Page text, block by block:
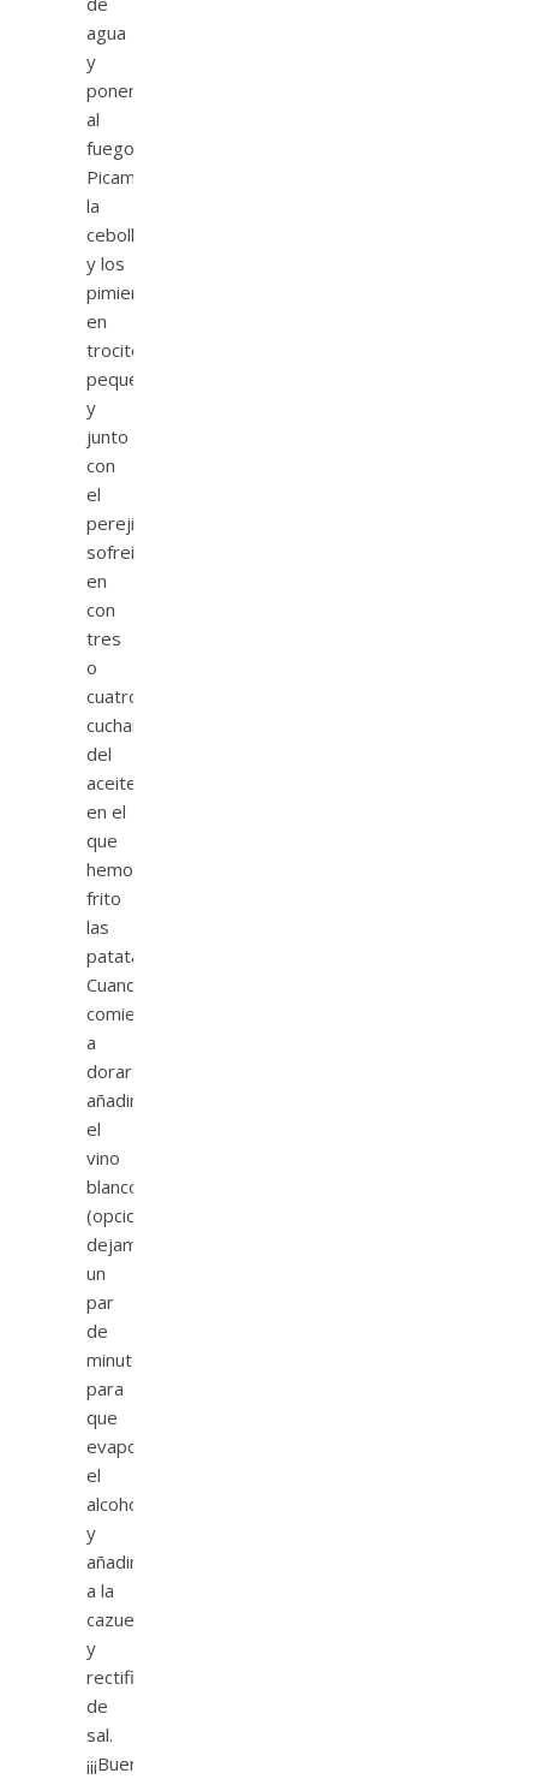
agua
y
ponemos
al
fuego
Picamos
la
cebolla
y los
pimientos
en
trocitos
pequeños
y
junto
con
el
perejil
sofreímos
en
con
tres
o
cuatro
cucharadas
del
aceite
en el
que
hemos
frito
las
patatas.
Cuando
comiencen
a
dorarse,
añadimos
el
vino
blanco
(opcional)
dejamos
un
par
de
minutos
para
que
evapore
el
alcohol
y
añadimos
a la
cazuela
y
rectificamos
de
sal.
¡¡¡Buenísimas!!!